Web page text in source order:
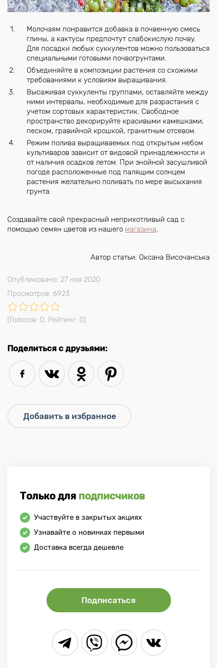
Молочаям понравится добавка в почвенную смесь
глины, а кактусы предпочтут слабокислую почву.
Для посадки любых суккулентов можно пользоваться
специальными готовыми почвогрунтами.
Объединяйте в композиции растения со схожими
требованиями к условиям выращивания.
Высаживая суккуленты группами, оставляйте между
ними интервалы, необходимые для разрастания с
учетом сортовых характеристик. Свободное
пространство декорируйте красивыми камешками,
песком, гравийной крошкой, гранитным отсевом.
Режим полива выращиваемых под открытым небом
культиваров зависит от видовой принадлежности и
от наличия осадков летом. При знойной засушливой
погоде расположенные под палящим солнцем
растения желательно поливать по мере высыхания
грунта.
Создавайте свой прекрасный неприхотливый сад с
помощью семян цветов из нашего магазина.
Автор статьи: Оксана Височанська
Опубликовано: 27 ноя 2020
Просмотров: 6923
(Голосов: 0, Рейтинг: 0)
Поделиться с друзьями:
Только для подписчиков
Участвуйте в закрытых акциях
Узнавайте о новинках первыми
Доставка всегда дешевле
Подписаться